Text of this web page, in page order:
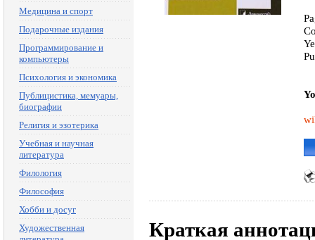
Медицина и спорт
Подарочные издания
Программирование и
компьютеры
Психология и экономика
Публицистика, мемуары,
биографии
Религия и эзотерика
Учебная и научная
литература
Филология
Философия
Хобби и досуг
Художественная
Краткая